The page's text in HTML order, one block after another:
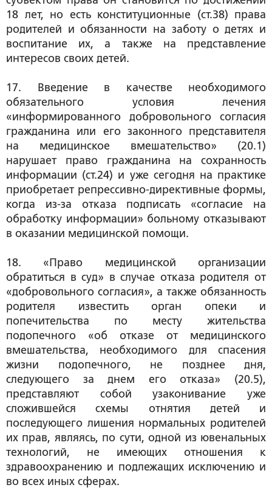
18 лет, но есть конституционные (ст.38) права
родителей и обязанности на заботу о детях и
воспитание их, а также на представление
интересов своих детей.
17. Введение в качестве необходимого
обязательного условия лечения
«информированного добровольного согласия
гражданина или его законного представителя
на медицинское вмешательство» (20.1)
нарушает право гражданина на сохранность
информации (ст.24) и уже сегодня на практике
приобретает репрессивно-директивные формы,
когда из-за отказа подписать «согласие на
обработку информации» больному отказывают
в оказании медицинской помощи.
18. «Право медицинской организации
обратиться в суд» в случае отказа родителя от
«добровольного согласия», а также обязанность
родителя известить орган опеки и
попечительства по месту жительства
подопечного «об отказе от медицинского
вмешательства, необходимого для спасения
жизни подопечного, не позднее дня,
следующего за днем его отказа» (20.5),
представляют собой узаконивание уже
сложившейся схемы отнятия детей и
последующего лишения нормальных родителей
их прав, являясь, по сути, одной из ювенальных
технологий, не имеющих отношения к
здравоохранению и подлежащих исключению и
во всех иных сферах.